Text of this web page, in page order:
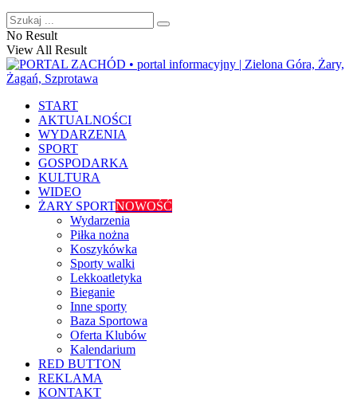
No Result
View All Result
START
AKTUALNOŚCI
WYDARZENIA
SPORT
GOSPODARKA
KULTURA
WIDEO
ŻARY SPORTNOWOŚĆ
Wydarzenia
Piłka nożna
Koszykówka
Sporty walki
Lekkoatletyka
Bieganie
Inne sporty
Baza Sportowa
Oferta Klubów
Kalendarium
RED BUTTON
REKLAMA
KONTAKT